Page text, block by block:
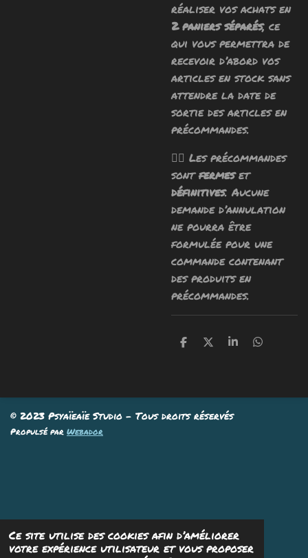
Ce site utilise des cookies afin d’améliorer
votre expérience utilisateur et vous proposer
réaliser vos achats en
2 paniers séparés, ce
qui vous permettra de
recevoir d’abord vos
articles en stock sans
attendre la date de
sortie des articles en
précommandes.
🧙‍♂️ Les précommandes
sontfermeset
définitives. Aucune
demande d’annulation
ne pourra être
formulée pour une
commande contenant
des produits en
précommandes.
P
g
e
r
P
g
e
r
P
g
e
r
P
g
© 2023 Psyaïeaïe Studio - Tous droits réservés
Propulsé par Webador